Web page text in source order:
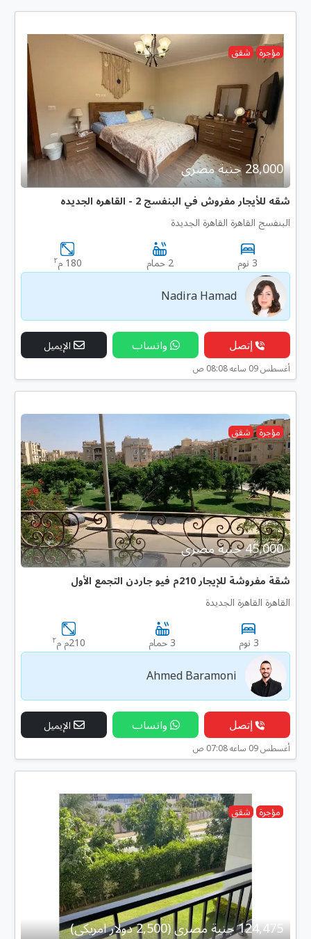
مؤجرة شقق
28,000 جنية مصرى
شقه للأيجار مفروش في البنفسج 2 - القاهره الجديده
البنفسج القاهرة القاهرة الجديدة
3 نوم 2 حمام 180 م ٢
Nadira Hamad
إتصل واتساب الإيميل
أغسطس 09 ساعه 08:08 ص
مؤجرة شقق
45,000 جنية مصرى
شقة مفروشة للإيجار 210م فيو جاردن التجمع الأول
القاهرة القاهرة الجديدة
3 نوم 3 حمام 210م م ٢
Ahmed Baramoni
إتصل واتساب الإيميل
أغسطس 09 ساعه 07:08 ص
مؤجرة شقق
124,475 جنية مصرى (2,500 دولار امريكى)